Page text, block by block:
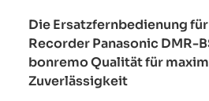
Die Ersatzfernbedienung
Recorder Panasonic DMR-
bonremo Qualität für
Zuverlässigkeit